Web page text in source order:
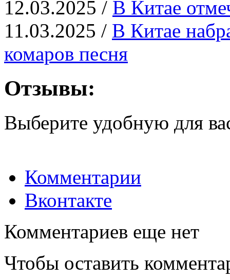
12.03.2025 / В Китае
11.03.2025 / В Китае
комаров песня
Отзывы:
Выберите удобную для
Комментарии
Вконтакте
Комментариев еще нет
Чтобы оставить